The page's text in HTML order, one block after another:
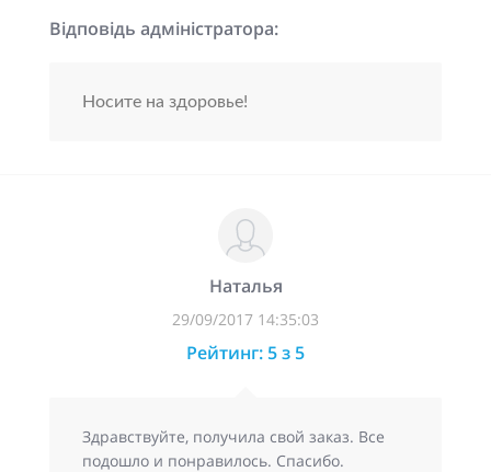
Відповідь адміністратора:
Носите на здоровье!
Наталья
29/09/2017 14:35:03
Рейтинг: 5 з 5
Здравствуйте, получила свой заказ. Все
подошло и понравилось. Спасибо.